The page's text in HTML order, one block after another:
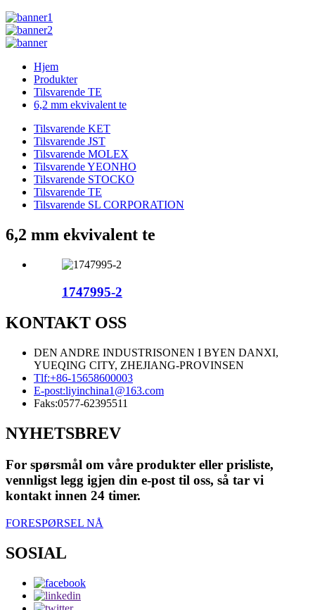
Hjem
Produkter
Tilsvarende TE
6,2 mm ekvivalent te
Tilsvarende KET
Tilsvarende JST
Tilsvarende MOLEX
Tilsvarende YEONHO
Tilsvarende STOCKO
Tilsvarende TE
Tilsvarende SL CORPORATION
6,2 mm ekvivalent te
1747995-2
KONTAKT OSS
DEN ANDRE INDUSTRISONEN I BYEN DANXI,
YUEQING CITY, ZHEJIANG-PROVINSEN
Tlf:+86-15658600003
E-post:liyinchina1@163.com
Faks:0577-62395511
NYHETSBREV
For spørsmål om våre produkter eller prisliste,
vennligst legg igjen din e-post til oss, så tar vi
kontakt innen 24 timer.
FORESPØRSEL NÅ
SOSIAL